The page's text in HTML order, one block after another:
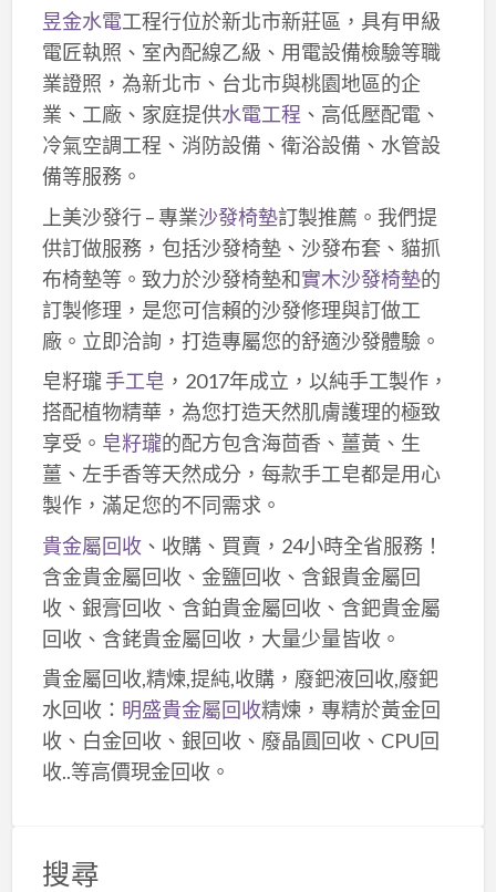
昱金水電工程行位於新北市新莊區，具有甲級
電匠執照、室內配線乙級、用電設備檢驗等職
業證照，為新北市、台北市與桃園地區的企
業、工廠、家庭提供水電工程 、高低壓配電、
冷氣空調工程、消防設備、衛浴設備、水管設
備等服務。
上美沙發行 – 專業沙發椅墊訂製推薦。我們提
供訂做服務，包括沙發椅墊、沙發布套、貓抓
布椅墊等。致力於沙發椅墊和實木沙發椅墊的
訂製修理，是您可信賴的沙發修理與訂做工
廠。立即洽詢，打造專屬您的舒適沙發體驗。
皂籽瓏手工皂 ，2017年成立，以純手工製作，
搭配植物精華，為您打造天然肌膚護理的極致
享受。 皂籽瓏的配方包含海茴香、薑黃、生
薑、左手香等天然成分，每款手工皂都是用心
製作，滿足您的不同需求。
貴金屬回收、收購、買賣，24小時全省服務！
含金貴金屬回收、金鹽回收、含銀貴金屬回
收、銀膏回收、含鉑貴金屬回收、含鈀貴金屬
回收、含銠貴金屬回收，大量少量皆收。
貴金屬回收,精煉,提純,收購，廢鈀液回收,廢鈀
水回收： 明盛貴金屬回收精煉，專精於黃金回
收、白金回收、銀回收、廢晶圓回收、CPU回
收..等高價現金回收。
搜尋